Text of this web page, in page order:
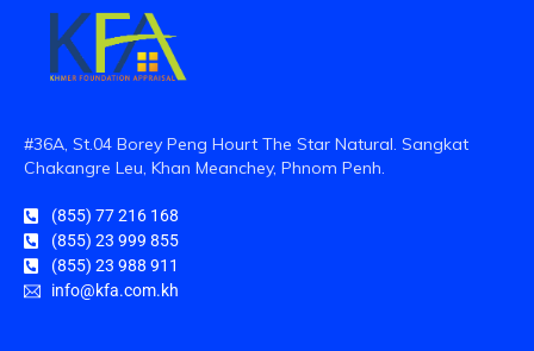
#36A, St.04 Borey Peng Hourt The Star Natural. Sangkat
Chakangre Leu, Khan Meanchey, Phnom Penh.
(855) 77 216 168
(855) 23 999 855
(855) 23 988 911
info@kfa.com.kh